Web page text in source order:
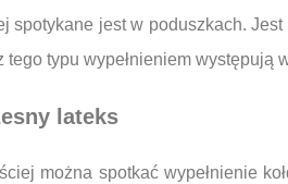
spotykane jest w poduszkach.
tego typu wypełnieniem występują
lateks
można spotkać wypełnienie